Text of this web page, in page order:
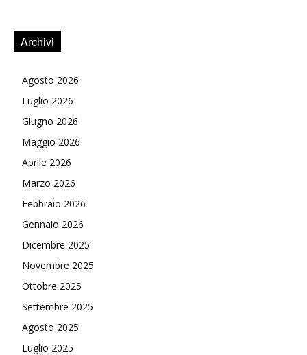
Archivi
Agosto 2026
Luglio 2026
Giugno 2026
Maggio 2026
Aprile 2026
Marzo 2026
Febbraio 2026
Gennaio 2026
Dicembre 2025
Novembre 2025
Ottobre 2025
Settembre 2025
Agosto 2025
Luglio 2025